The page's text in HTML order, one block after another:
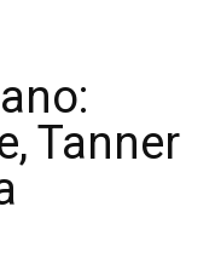
Tanner